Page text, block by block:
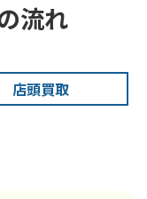
流れ
店頭買取